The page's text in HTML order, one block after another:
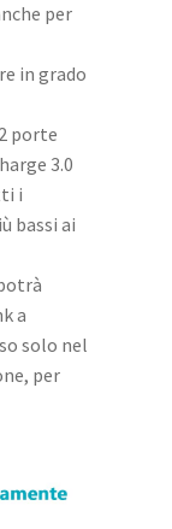
per
in grado
porte
3.0
i
bassi ai
a
solo nel
per